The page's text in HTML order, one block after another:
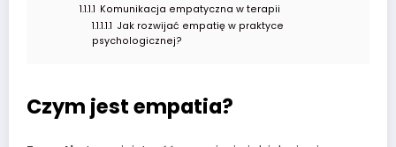
1.1.1.1 Komunikacja empatyczna w terapii
1.1.1.1.1 Jak rozwijać empatię w praktyce
psychologicznej?
Czym jest empatia?